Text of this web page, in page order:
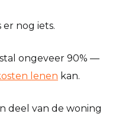
er nog iets.
ongeveer 90% —
lenen kan.
deel van de woning